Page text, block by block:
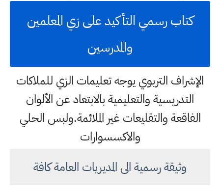
كتاب رسمي التأكيد على زي المعلمين
والمدرسين
الإشراف التربوي يوجه تعليمات الزي للملاكات
التدريسية والتعليمية بالابتعاد عن الألوان
الفاقعة والتقليعات غير الملائمة.ولبس الحلي
والاكسسوارات
وثيقة رسمية الى المديريات العامة كافة